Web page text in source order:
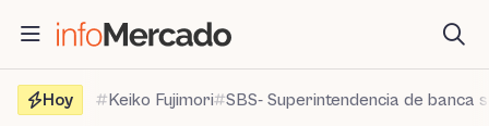
contenido
Hoy
Keiko Fujimori SBS- Superintendencia de banca